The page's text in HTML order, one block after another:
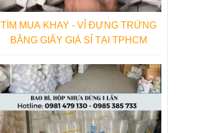
TÌM MUA KHAY - VỈ ĐỰNG TRỨNG
BẰNG GIẤY GIÁ SỈ TẠI TPHCM